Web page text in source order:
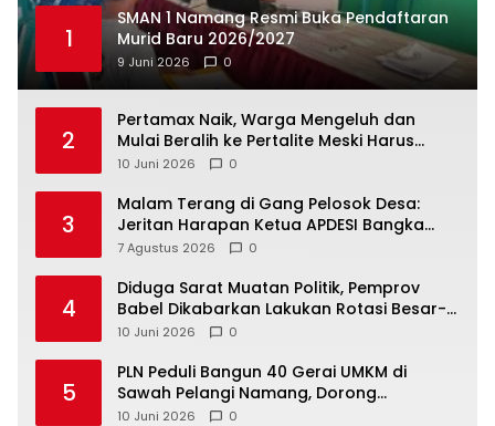
1
SMAN 1 Namang Resmi Buka Pendaftaran
Murid Baru 2026/2027
9 Juni 2026 0
2
‎Pertamax Naik, Warga Mengeluh dan
Mulai Beralih ke Pertalite Meski Harus
10 Juni 2026 0
3
Malam Terang di Gang Pelosok Desa:
Jeritan Harapan Ketua APDESI Bangka
Tengah untuk PLN Babel
7 Agustus 2026 0
4
‎Diduga Sarat Muatan Politik, Pemprov
Babel Dikabarkan Lakukan Rotasi Besar-
10 Juni 2026 0
5
‎PLN Peduli Bangun 40 Gerai UMKM di
Sawah Pelangi Namang, Dorong
10 Juni 2026 0